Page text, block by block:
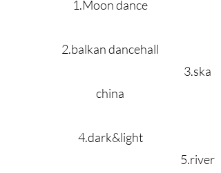
1.Moon dance
2.balkan dancehall
3.ska
china
4.dark&light
5.river